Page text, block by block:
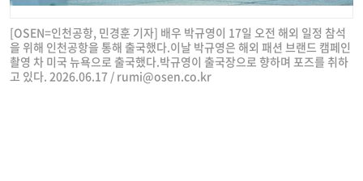
[OSEN=인천공항, 민경훈 기자] 배우 박규영이 17일 오전 해외 일정 참석
을 위해 인천공항을 통해 출국했다.이날 박규영은 해외 패션 브랜드 캠페인
촬영 차 미국 뉴욕으로 출국했다.박규영이 출국장으로 향하며 포즈를 취하
고 있다. 2026.06.17 / rumi@osen.co.kr